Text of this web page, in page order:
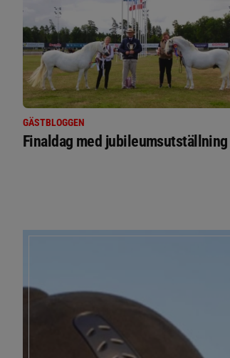
GÄSTBLOGGEN
Finaldag med jubileumsutställning